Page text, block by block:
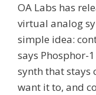
OA Labs has
virtual analog
simple idea:
says Phosphor-
synth that stays
want it to, and